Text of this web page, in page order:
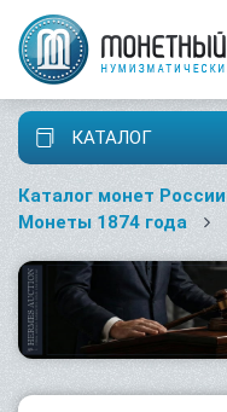
КАТАЛОГ
Каталог монет России
Монеты 1874 года